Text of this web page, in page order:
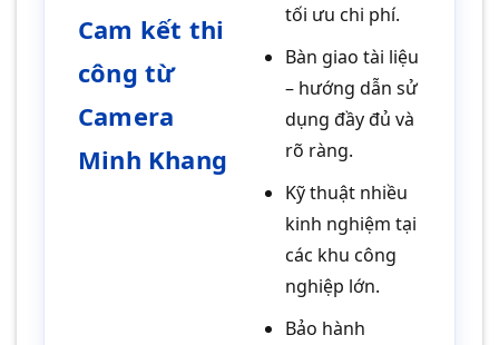
Cam kết thi
công từ
Camera
Minh Khang
tối ưu chi phí.
Bàn giao tài liệu
– hướng dẫn sử
dụng đầy đủ và
rõ ràng.
Kỹ thuật nhiều
kinh nghiệm tại
các khu công
nghiệp lớn.
Bảo hành